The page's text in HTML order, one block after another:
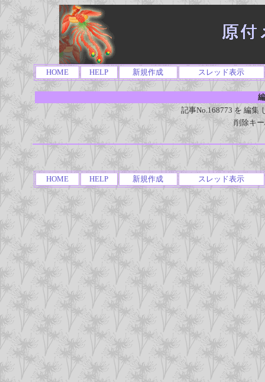
HOME HELP 新規作成 スレッド表示
記事No.168773 を 編集
削除キ
HOME HELP 新規作成 スレッド表示